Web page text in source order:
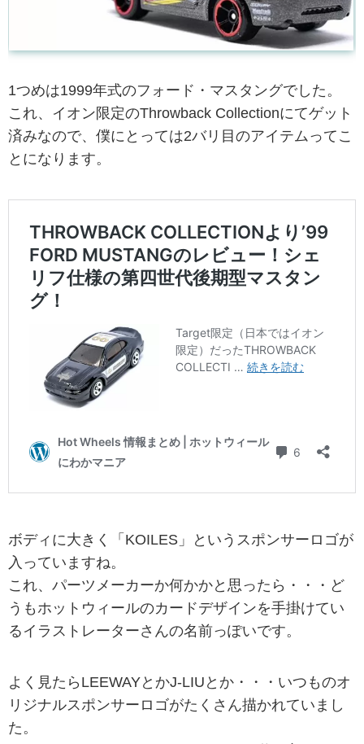
1つめは1999年式のフォード・マスタングでした。
これ、イオン限定のThrowback Collectionにてゲット
済みなので、僕にとっては2バリ目のアイテムってこ
とになります。
ボディに大きく「KOILES」というスポンサーロゴが
入っていますね。
これ、パーツメーカーか何かかと思ったら・・・ど
うもホットウィールのカードデザインを手掛けてい
るイラストレーターさんの名前っぽいです。
よく見たらLEEWAYとかJ-LIUとか・・・いつものオ
リジナルスポンサーロゴがたくさん描かれていまし
た。